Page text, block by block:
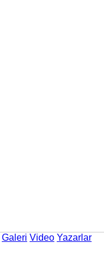
Galeri Video Yazarlar